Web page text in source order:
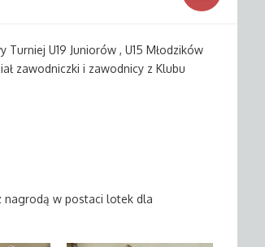
U19 Juniorów , U15 Młodzików
zawodniczki i zawodnicy z Klubu
nagrodą w postaci lotek dla